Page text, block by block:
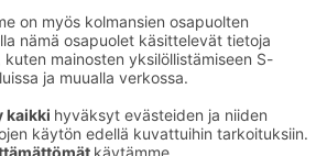
›
Sokos Hotels uutiskirje
Tilaa uutiskirje
Saat Sokos Hotellien uusimmat
edut ja uutiset sähköpostiisi
kuukausittain.